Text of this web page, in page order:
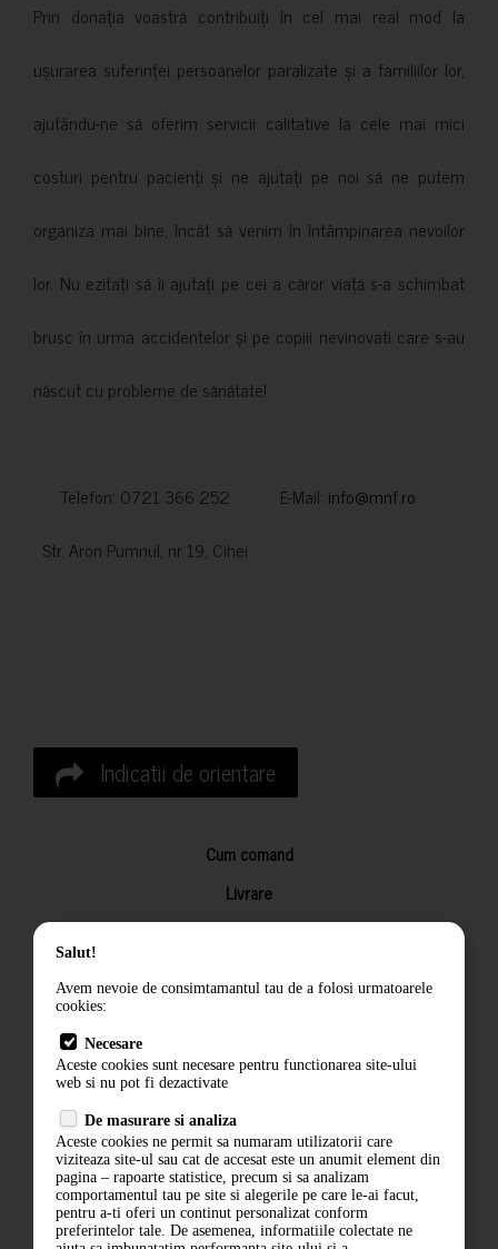
Prin donația voastră contribuiți în cel mai real mod la
ușurarea suferinței persoanelor paralizate și a familiilor lor,
ajutându-ne să oferim servicii calitative la cele mai mici
costuri pentru pacienți și ne ajutați pe noi să ne putem
organiza mai bine, încât să venim în întâmpinarea nevoilor
lor. Nu ezitați să îi ajutați pe cei a căror viață s-a schimbat
brusc în urma accidentelor și pe copiii nevinovati care s-au
născut cu probleme de sănătate!
Telefon: 0721 366 252 E-Mail: info@mnf.ro
Str. Aron Pumnul, nr 19, Cihei
Indicatii de orientare
Cum comand
Livrare
Returnarea produselor
Termeni si conditii
Politica de confidentialitate
ANPC
Salut!
Avem nevoie de consimtamantul tau de a folosi urmatoarele
cookies:
Necesare
Aceste cookies sunt necesare pentru functionarea site-ului
web si nu pot fi dezactivate
De masurare si analiza
Aceste cookies ne permit sa numaram utilizatorii care
viziteaza site-ul sau cat de accesat este un anumit element din
pagina – rapoarte statistice, precum si sa analizam
comportamentul tau pe site si alegerile pe care le-ai facut,
pentru a-ti oferi un continut personalizat conform
preferintelor tale. De asemenea, informatiile colectate ne